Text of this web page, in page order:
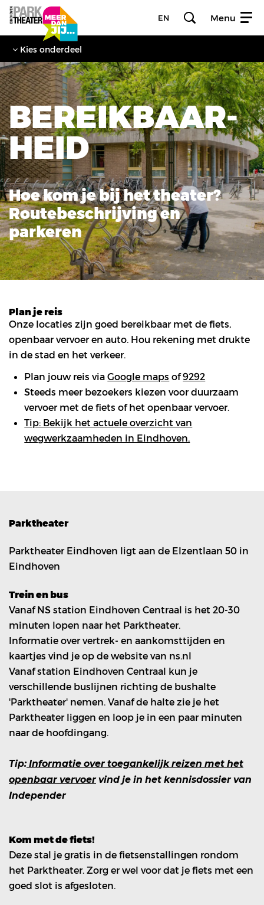
EN Menu
Kies onderdeel
BEREIK­BAAR­
HEID
Hoe kom je bij het theater?
Routebeschrijving en
parkeren
Plan je reis
Onze locaties zijn goed bereikbaar met de fiets,
openbaar vervoer en auto. Hou rekening met drukte
in de stad en het verkeer.
Plan jouw reis viaGoogle maps of9292
Steeds meer bezoekers kiezen voor duurzaam
vervoer met de fiets of het openbaar vervoer.
Tip: Bekijk het actuele overzicht van
wegwerkzaamheden in Eindhoven.
Parktheater
Parktheater Eindhoven ligt aan de Elzentlaan 50 in
Eindhoven
Trein en bus
Vanaf NS station Eindhoven Centraal is het 20-30
minuten lopen naar het Parktheater.
Informatie over vertrek- en aankomsttijden en
kaartjes vind je op de website van ns.nl
Vanaf station Eindhoven Centraal kun je
verschillende buslijnen richting de bushalte
'Parktheater' nemen. Vanaf de halte zie je het
Parktheater liggen en loop je in een paar minuten
naar de hoofdingang.
Tip:Informatie over toegankelijk reizen met het
openbaar vervoervind je in het kennisdossier van
Independer
Kom met de fiets!
Deze stal je gratis in de fietsenstallingen rondom
het Parktheater. Zorg er wel voor dat je fiets met een
goed slot is afgesloten.